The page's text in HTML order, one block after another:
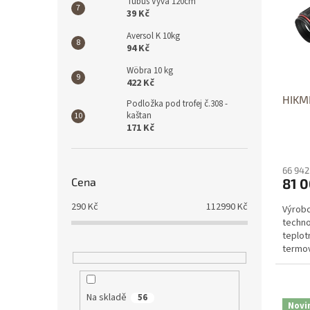
39 Kč
Aversol K 10kg
94 Kč
Wöbra 10 kg
422 Kč
Podložka pod trofej č.308 -
kaštan
171 Kč
Cena
290Kč 112990Kč
Na skladě 56
66
81
těle ...